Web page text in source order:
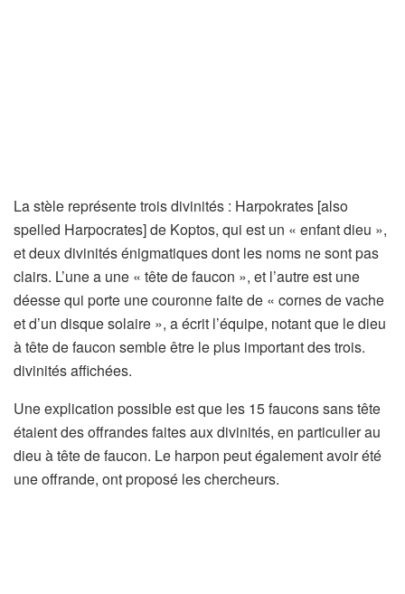
La stèle représente trois divinités : Harpokrates [also
spelled Harpocrates] de Koptos, qui est un « enfant dieu »,
et deux divinités énigmatiques dont les noms ne sont pas
clairs. L’une a une « tête de faucon », et l’autre est une
déesse qui porte une couronne faite de « cornes de vache
et d’un disque solaire », a écrit l’équipe, notant que le dieu
à tête de faucon semble être le plus important des trois.
divinités affichées.
Une explication possible est que les 15 faucons sans tête
étaient des offrandes faites aux divinités, en particulier au
dieu à tête de faucon. Le harpon peut également avoir été
une offrande, ont proposé les chercheurs.